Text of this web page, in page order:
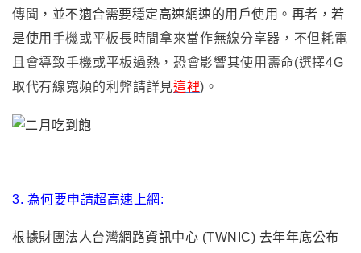
傳聞 ，並不適合需要穩定高速網速的用戶使用。再者 ，若
是使用 手機或平板長時間拿來當作無線分享器 ， 不但耗電
且會導致手機或平板過熱 ，恐會影響其使用壽命(選擇4G
取代有線寬頻的利弊請詳見這裡) 。
3. 為何要申請超高速上網 :
根據財團法人台灣網路資訊中心 (TWNIC) 去年年底公布